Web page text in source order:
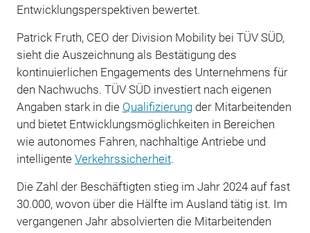
Entwicklungsperspektiven bewertet.
Patrick Fruth, CEO der Division Mobility bei TÜV SÜD,
sieht die Auszeichnung als Bestätigung des
kontinuierlichen Engagements des Unternehmens für
den Nachwuchs. TÜV SÜD investiert nach eigenen
Angaben stark in die Qualifizierungder Mitarbeitenden
und bietet Entwicklungsmöglichkeiten in Bereichen
wie autonomes Fahren, nachhaltige Antriebe und
intelligente Verkehrssicherheit.
Die Zahl der Beschäftigten stieg im Jahr 2024 auf fast
30.000, wovon über die Hälfte im Ausland tätig ist. Im
vergangenen Jahr absolvierten die Mitarbeitenden